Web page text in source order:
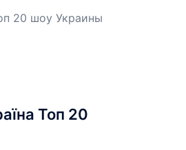
20 шоу Украины
Топ 20